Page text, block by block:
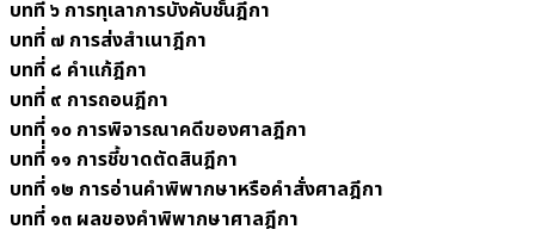
บทที่ ๖ การทุเลาการบังคับชั้นฎีกา
บทที่ ๗ การส่งสำเนาฎีกา
บทที่ ๘ คำแก้ฎีกา
บทที่ ๙ การถอนฎีกา
บทที่ ๑๐ การพิจารณาคดีของศาลฎีกา
บทที่่ ๑๑ การชี้ขาดตัดสินฎีกา
บทที่ ๑๒ การอ่านคำพิพากษาหรือคำสั่งศาลฎีกา
บทที่ ๑๓ ผลของคำพิพากษาศาลฎีกา